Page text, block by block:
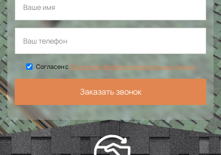
Согласен сПолитикой обработки персональных данных
Заказать звонок